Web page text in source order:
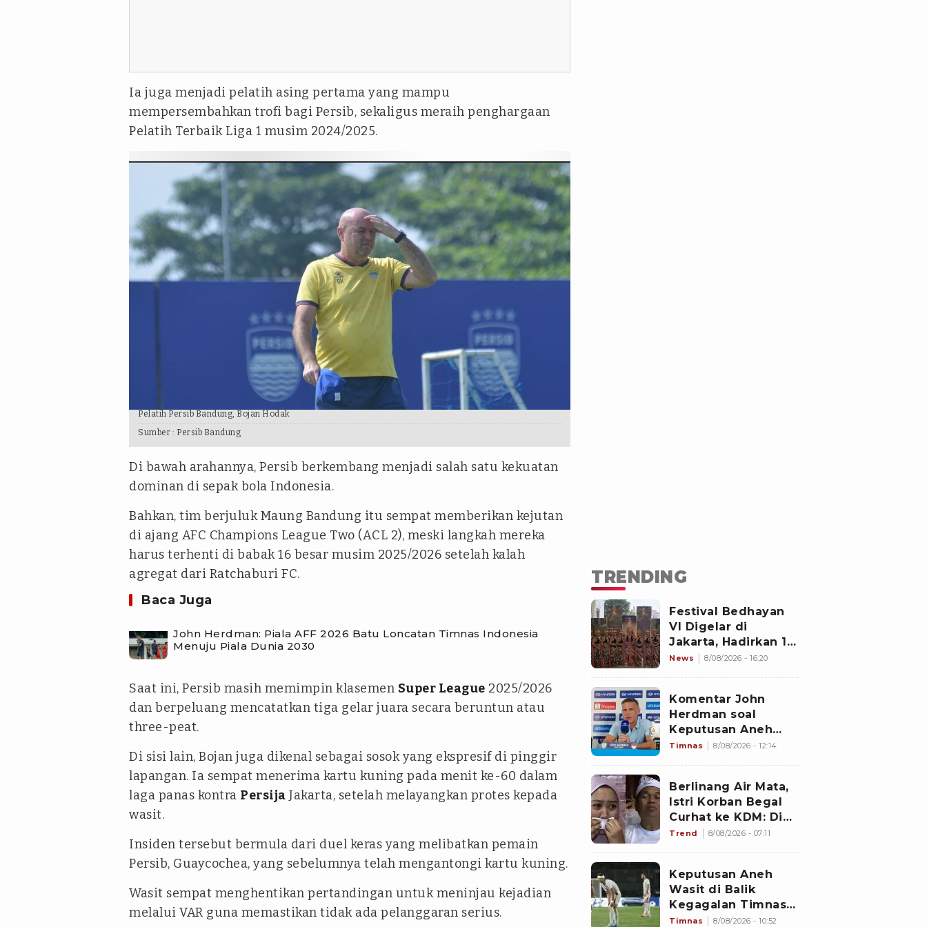
Ia juga menjadi pelatih asing pertama yang mampu
mempersembahkan trofi bagi Persib, sekaligus meraih penghargaan
Pelatih Terbaik Liga 1 musim 2024/2025.
Pelatih Persib Bandung, Bojan Hodak
Sumber : Persib Bandung
Di bawah arahannya, Persib berkembang menjadi salah satu kekuatan
dominan di sepak bola Indonesia.
Bahkan, tim berjuluk Maung Bandung itu sempat memberikan kejutan
di ajang AFC Champions League Two (ACL 2), meski langkah mereka
harus terhenti di babak 16 besar musim 2025/2026 setelah kalah
agregat dari Ratchaburi FC.
Baca Juga
John Herdman: Piala AFF 2026 Batu Loncatan Timnas Indonesia
Menuju Piala Dunia 2030
Saat ini, Persib masih memimpin klasemen Super League 2025/2026
dan berpeluang mencatatkan tiga gelar juara secara beruntun atau
three-peat.
Di sisi lain, Bojan juga dikenal sebagai sosok yang ekspresif di pinggir
lapangan. Ia sempat menerima kartu kuning pada menit ke-60 dalam
laga panas kontra Persija Jakarta, setelah melayangkan protes kepada
wasit.
Insiden tersebut bermula dari duel keras yang melibatkan pemain
Persib, Guaycochea, yang sebelumnya telah mengantongi kartu kuning.
Wasit sempat menghentikan pertandingan untuk meninjau kejadian
melalui VAR guna memastikan tidak ada pelanggaran serius.
TRENDING
Festival Bedhayan
VI Digelar di
Jakarta, Hadirkan 16
Kelompok Tari dari
News 8/08/2026 - 16:20
Komentar John
Herdman soal
Keputusan Aneh
Wasit Laga Timnas
AFF 2026: Percuma
Bahas Itu
Timnas 8/08/2026 - 12:14
Berlinang Air Mata,
Istri Korban Begal
Curhat ke KDM: Dia
Abis Shalat Tahajud
Trend 8/08/2026 - 07:11
Keputusan Aneh
Wasit di Balik
Kegagalan Timnas
Indonesia Lolos
Timnas 8/08/2026 - 10:52